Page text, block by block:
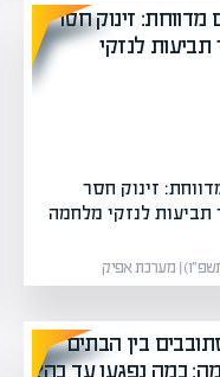
זינוק חסר
לנזקי מלחמה